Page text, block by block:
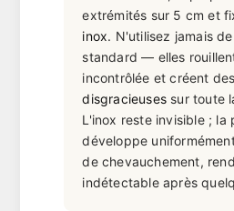
extrémités sur 5 cm et
inox. N'utilisez jamais
standard — elles
incontrôlée et créent des
disgracieusessur toute
L'inox reste invisible ; la
développe
de chevauchement,
indétectable après